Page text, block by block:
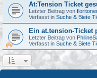
At:Tension Ticket
Letzter Beitrag von
Verfasst in Suche & Biete
Ein at.tension-Ticket
Letzter Beitrag von
Verfasst in Suche & Biete